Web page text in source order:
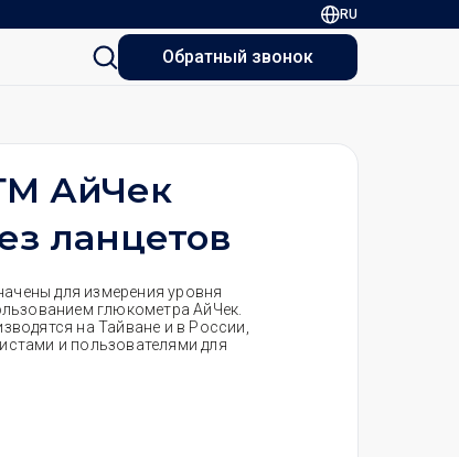
RU
Обратный звонок
АйЧек
ланцетов
для измерения уровня
глюкометра АйЧек.
на Тайване и в России,
и пользователями для